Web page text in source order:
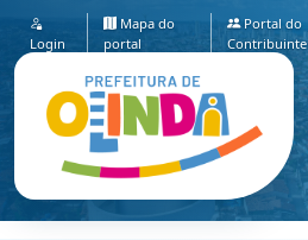
Login
Mapa do
portal
Portal do
Contribuinte